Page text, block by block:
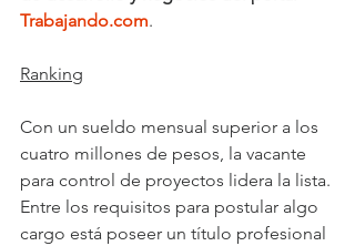
Trabajando.com.
Ranking
Con un sueldo mensual superior a los
cuatro millones de pesos, la vacante
para control de proyectos lidera la lista.
Entre los requisitos para postular algo
cargo está poseer un título profesional